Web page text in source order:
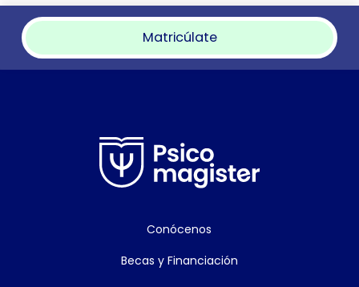
Matricúlate
Conócenos
Becas y Financiación